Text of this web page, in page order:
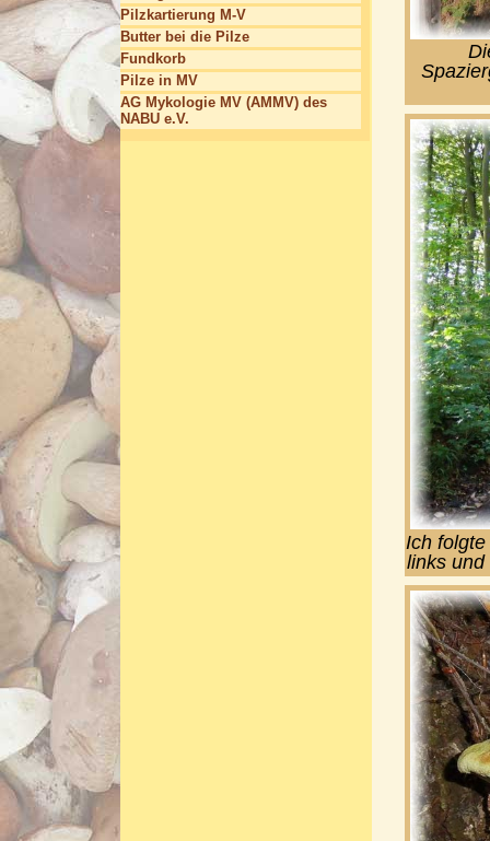
Ich
links und
Pilzkartierung M-V
Butter bei die Pilze
Fundkorb
Pilze in MV
AG Mykologie MV (AMMV) des
NABU e.V.